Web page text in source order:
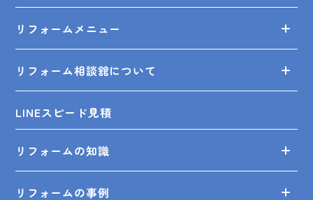
リフォームメニュー
リフォーム相談舘について
LINEスピード見積
リフォームの知識
リフォームの事例